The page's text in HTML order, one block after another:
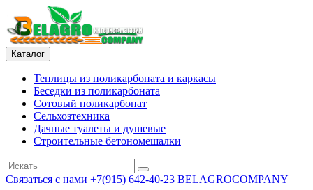
Каталог
Теплицы из поликарбоната и каркасы
Беседки из поликарбоната
Сотовый поликарбонат
Сельхозтехника
Дачные туалеты и душевые
Строительные бетономешалки
Связаться с нами +7(915) 642-40-23 BELAGROCOMPANY